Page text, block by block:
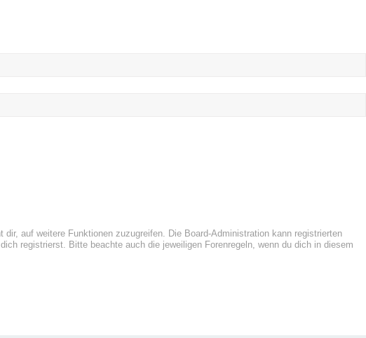
auf weitere Funktionen zuzugreifen. Die Board-Administration kann registrierten
registrierst. Bitte beachte auch die jeweiligen Forenregeln, wenn du dich in diesem